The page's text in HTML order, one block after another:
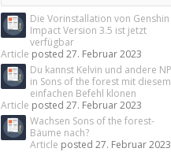
Die Vorinstallation von Genshin
Impact Version 3.5 ist jetzt
verfügbar
Article posted27. Februar 2023
Du kannst Kelvin und andere
in Sons of the forest mit diesem
einfachen Befehl klonen
Article posted27. Februar 2023
Wachsen Sons of the forest-
Bäume nach?
Article posted27. Februar 2023